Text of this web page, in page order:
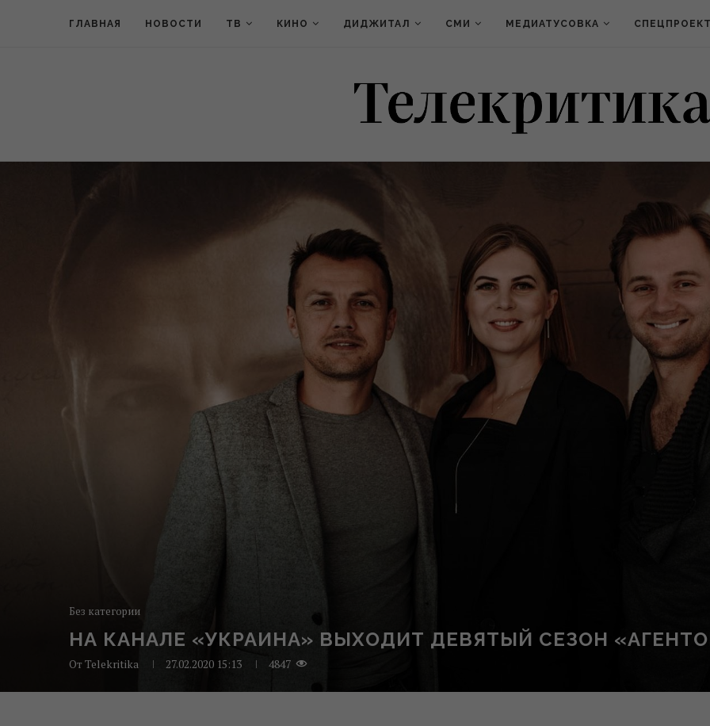
ГЛАВНАЯ НОВОСТИ ТВ КИНО ДИДЖИТАЛ СМИ МЕДИАТУСОВКА
Без категории
НА КАНАЛЕ «УКРАИНА» ВЫХОДИТ ДЕВЯТЫЙ СЕЗОН
От Telekritika 27.02.2020 15:13 4847